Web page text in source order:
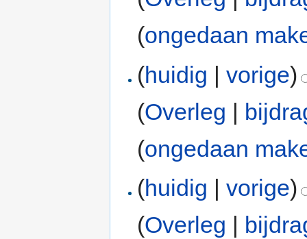
(ongedaan
(huidig |vorige)
(Overleg |
(ongedaan
(huidig |vorige)
(Overleg |